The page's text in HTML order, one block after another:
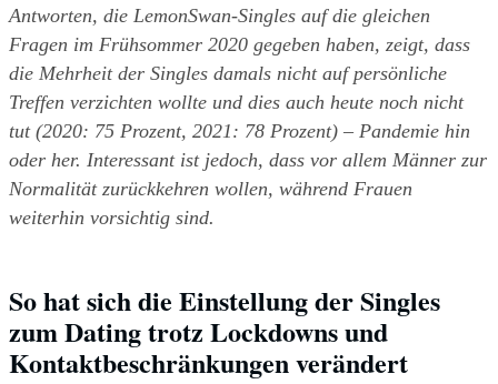
Antworten, die LemonSwan-Singles auf die gleichen
Fragen im Frühsommer 2020 gegeben haben, zeigt, dass
die Mehrheit der Singles damals nicht auf persönliche
Treffen verzichten wollte und dies auch heute noch nicht
tut (2020: 75 Prozent, 2021: 78 Prozent) – Pandemie hin
oder her. Interessant ist jedoch, dass vor allem Männer zur
Normalität zurückkehren wollen, während Frauen
weiterhin vorsichtig sind.
So hat sich die Einstellung der Singles
zum Dating trotz Lockdowns und
Kontaktbeschränkungen verändert